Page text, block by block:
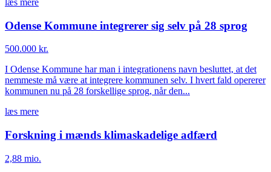
læs mere
Odense Kommune integrerer sig selv på 28 sprog
500.000 kr.
I Odense Kommune har man i integrationens navn besluttet, at det
nemmeste må være at integrere kommunen selv. I hvert fald opererer
kommunen nu på 28 forskellige sprog, når den...
læs mere
Forskning i mænds klimaskadelige adfærd
2,88 mio.